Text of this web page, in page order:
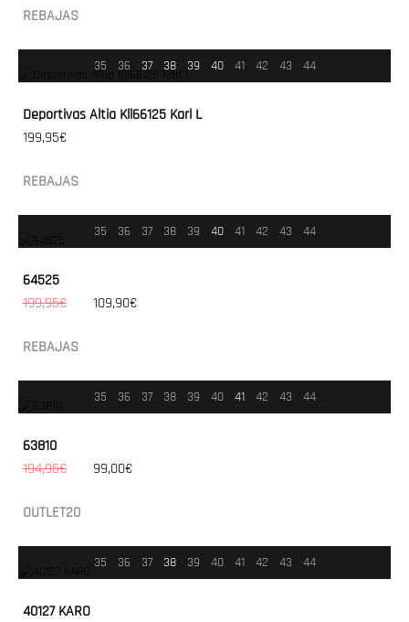
REBAJAS
35 36 37 38 39 40 41 42 43 44
Deportivas Altia Kll66125 Karl L
199,95€
REBAJAS
35 36 37 38 39 40 41 42 43 44
64525
199,95€
109,90€
REBAJAS
35 36 37 38 39 40 41 42 43 44
63810
194,95€
99,00€
OUTLET20
35 36 37 38 39 40 41 42 43 44
40127 KARO